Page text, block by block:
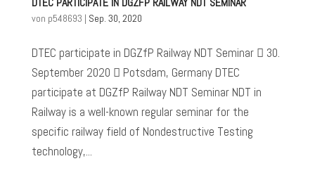
von p548693 | Sep. 30, 2020
DTEC participate in DGZfP Railway NDT Seminar  30.
September 2020  Potsdam, Germany DTEC
participate at DGZfP Railway NDT Seminar NDT in
Railway is a well-known regular seminar for the
specific railway field of Nondestructive Testing
technology,...